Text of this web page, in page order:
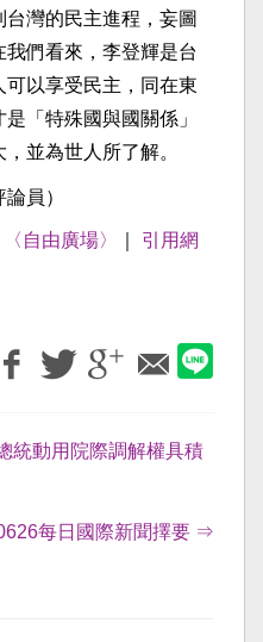
灣的民主進程，妄圖
們看來，李登輝是台
以享受民主，同在東
「特殊國與國關係」
並為世人所了解。
員）
自由廣場〉
引用網
統動用院際調解權具積
每日國際新聞擇要 ⇒